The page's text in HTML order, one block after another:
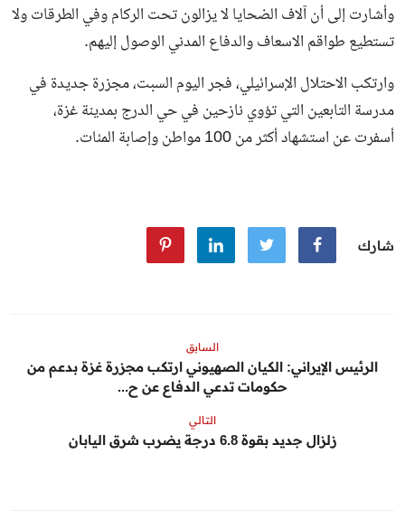
وأشارت إلى أن آلاف الضحايا لا يزالون تحت الركام وفي الطرقات ولا
تستطيع طواقم الاسعاف والدفاع المدني الوصول إليهم.
وارتكب الاحتلال الإسرائيلي، فجر اليوم السبت، مجزرة جديدة في
مدرسة التابعين التي تؤوي نازحين في حي الدرج بمدينة غزة،
أسفرت عن استشهاد أكثر من 100 مواطن وإصابة المئات.
شارك
السابق
الرئيس الإيراني: الكيان الصهيوني ارتكب مجزرة غزة بدعم من
حكومات تدعي الدفاع عن ح...
التالي
زلزال جديد بقوة 6.8 درجة يضرب شرق اليابان